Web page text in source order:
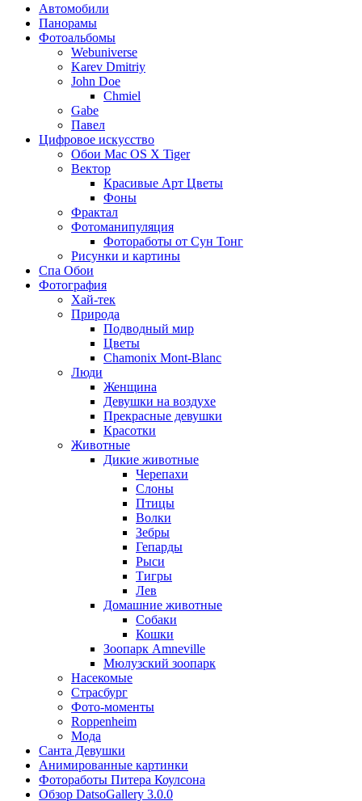
Автомобили
Панорамы
Фотоальбомы
Webuniverse
Karev Dmitriy
John Doe
Chmiel
Gabe
Павел
Цифровое искусство
Обои Mac OS X Tiger
Вектор
Красивые Арт Цветы
Фоны
Фрактал
Фотоманипуляция
Фотоработы от Сун Тонг
Рисунки и картины
Спа Обои
Фотография
Хай-тек
Природа
Подводный мир
Цветы
Chamonix Mont-Blanc
Люди
Женщина
Девушки на воздухе
Прекрасные девушки
Красотки
Животные
Дикие животные
Черепахи
Слоны
Птицы
Волки
Зебры
Гепарды
Рыси
Тигры
Лев
Домашние животные
Собаки
Кошки
Зоопарк Amneville
Мюлузский зоопарк
Насекомые
Страсбург
Фото-моменты
Roppenheim
Мода
Санта Девушки
Aнимированные картинки
Фотоработы Питера Коулсона
Обзор DatsoGallery 3.0.0